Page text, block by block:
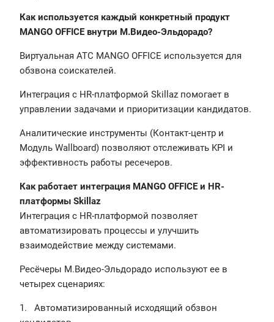
Как используется каждый конкретный продукт
MANGO OFFICE внутри М.Видео-Эльдорадо?
Виртуальная АТС MANGO OFFICE используется для
обзвона соискателей.
Интеграция с HR-платформой Skillaz помогает в
управлении задачами и приоритизации кандидатов.
Аналитические инструменты (Контакт-центр и
Модуль Wallboard) позволяют отслеживать KPI и
эффективность работы ресечеров.
Как работает интеграция MANGO OFFICE и HR-
платформы Skillaz
Интеграция с HR-платформой позволяет
автоматизировать процессы и улучшить
взаимодействие между системами.
Ресёчеры М.Видео-Эльдорадо используют ее в
четырех сценариях:
1. Автоматизированный исходящий обзвон